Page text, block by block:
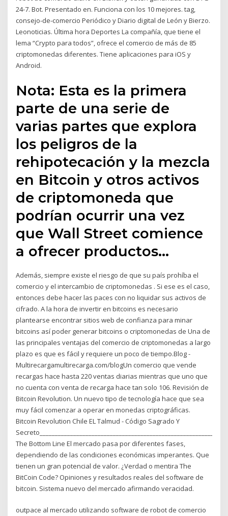
24-7. Bot. Presentado en. Funciona con los 10 mejores. tag,
consejo-de-comercio Periódico y Diario digital de León y Bierzo.
Leonoticias. Última hora Deportes La compañía, que tiene el
lema “Crypto para todos”, ofrece el comercio de más de 85
criptomonedas diferentes. Tiene aplicaciones para iOS y
Android.
Nota: Esta es la primera
parte de una serie de
varias partes que explora
los peligros de la
rehipotecación y la mezcla
en Bitcoin y otros activos
de criptomoneda que
podrían ocurrir una vez
que Wall Street comience
a ofrecer productos…
Además, siempre existe el riesgo de que su país prohíba el
comercio y el intercambio de criptomonedas . Si ese es el caso,
entonces debe hacer las paces con no liquidar sus activos de
cifrado. A la hora de invertir en bitcoins es necesario
plantearse encontrar sitios web de confianza para minar
bitcoins así poder generar bitcoins o criptomonedas de Una de
las principales ventajas del comercio de criptomonedas a largo
plazo es que es fácil y requiere un poco de tiempo.Blog -
Multirecargamultirecarga.com/blogUn comercio que vende
recargas hace hasta 220 ventas diarias mientras que uno que
no cuenta con venta de recarga hace tan solo 106. Revisión de
Bitcoin Revolution. Un nuevo tipo de tecnología hace que sea
muy fácil comenzar a operar en monedas criptográficas.
Bitcoin Revolution Chile EL Talmud - Código Sagrado Y
The Bottom Line El mercado pasa por diferentes fases,
dependiendo de las condiciones económicas imperantes. Que
tienen un gran potencial de valor. ¿Verdad o mentira The
BitCoin Code? Opiniones y resultados reales del software de
bitcoin. Sistema nuevo del mercado afirmando veracidad.
outpace al mercado utilizando software de robot de comercio